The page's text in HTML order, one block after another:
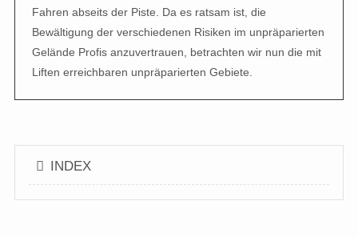
Fahren abseits der Piste. Da es ratsam ist, die
Bewältigung der verschiedenen Risiken im unpräparierten
Gelände Profis anzuvertrauen, betrachten wir nun die mit
Liften erreichbaren unpräparierten Gebiete.
INDEX